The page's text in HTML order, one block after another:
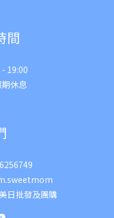
間
19:00
休息
日批發及團購